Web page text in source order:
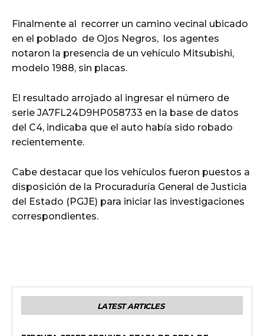
Finalmente al recorrer un camino vecinal ubicado
en el poblado de Ojos Negros, los agentes
notaron la presencia de un vehículo Mitsubishi,
modelo 1988, sin placas.
El resultado arrojado al ingresar el número de
serie JA7FL24D9HP058733 en la base de datos
del C4, indicaba que el auto había sido robado
recientemente.
Cabe destacar que los vehículos fueron puestos a
disposición de la Procuraduría General de Justicia
del Estado (PGJE) para iniciar las investigaciones
correspondientes.
LATEST ARTICLES